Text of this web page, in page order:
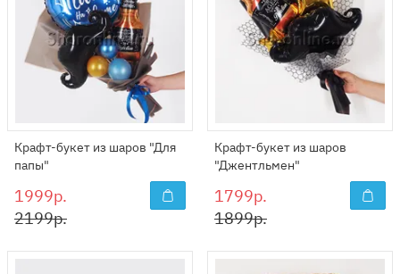
Крафт-букет из шаров "Для
папы"
1999р.
2199р.
Крафт-букет из шаров
"Джентльмен"
1799р.
1899р.